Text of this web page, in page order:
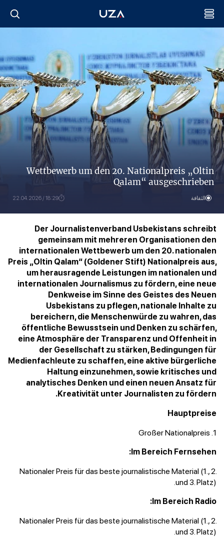
Wettbewerb um den 20. Nationalpreis „Oltin
Qalam“ ausgeschrieben
الثقافة 18:29 / 22.04.2026
Der Journalistenverband Usbekistans schreibt
gemeinsam mit mehreren Organisationen den
internationalen Wettbewerb um den 20. nationalen
Preis „Oltin Qalam“ (Goldener Stift) Nationalpreis aus,
um herausragende Leistungen im nationalen und
internationalen Journalismus zu fördern, eine neue
Denkweise im Sinne des Geistes des Neuen
Usbekistans zu pflegen, nationale Inhalte zu
bereichern, die Menschenwürde zu wahren, das
öffentliche Bewusstsein und Denken zu schärfen,
eine Atmosphäre der Transparenz und Offenheit in
der Gesellschaft zu stärken, Bedingungen für
Medienfachleute zu schaffen, eine aktive bürgerliche
Haltung einzunehmen, sowie kritisches und
analytisches Denken und einen neuen Ansatz für
Kreativität unter Journalisten zu fördern.
Hauptpreise
1. Großer Nationalpreis
Im Bereich Fernsehen:
Nationaler Preis für das beste journalistische Material (1., 2.
und 3. Platz).
Im Bereich Radio:
Nationaler Preis für das beste journalistische Material (1., 2.
und 3. Platz).